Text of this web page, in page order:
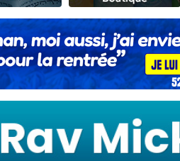
4 personnes
3 personnes
3 personnes
Odaya vient de
13 personnes
30 personnes
Il reste 49 places